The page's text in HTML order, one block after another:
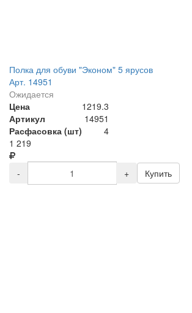
Полка для обуви "Эконом" 5 ярусов
Арт. 14951
Ожидается
Цена
1219.3
Артикул
14951
Расфасовка (шт)
4
1 219
- + Купить